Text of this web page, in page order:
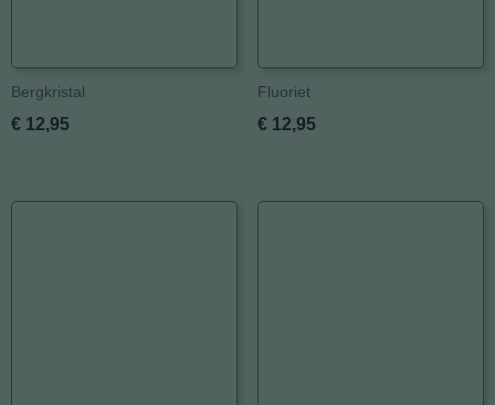
Bergkristal
€ 12,95
Fluoriet
€ 12,95